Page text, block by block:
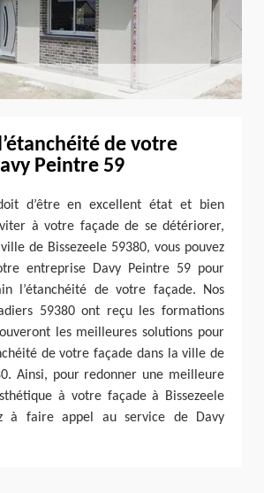
de votre
Peintre 59
d’être en excellent état et bien
à votre façade de se détériorer,
de Bissezeele 59380, vous pouvez
entreprise Davy Peintre 59 pour
l’étanchéité de votre façade. Nos
59380 ont reçu les formations
les meilleures solutions pour
de votre façade dans la ville de
Ainsi, pour redonner une meilleure
à votre façade à Bissezeele
à faire appel au service de Davy